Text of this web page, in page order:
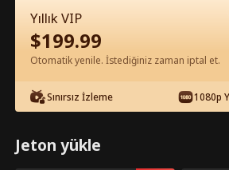
Bölüm 36 - KONTEYNER
Tam Film
Yıllık VIP
$199.99
Otomatik yenile. İstediğiniz zaman iptal et.
Sınırsız İzleme 1080p
Jeton yükle